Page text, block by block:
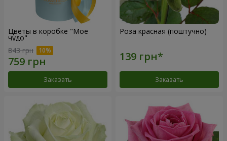
Цветы в коробке "Мое
чудо"
843 грн
Заказать
Роза красная (поштучно)
Заказать